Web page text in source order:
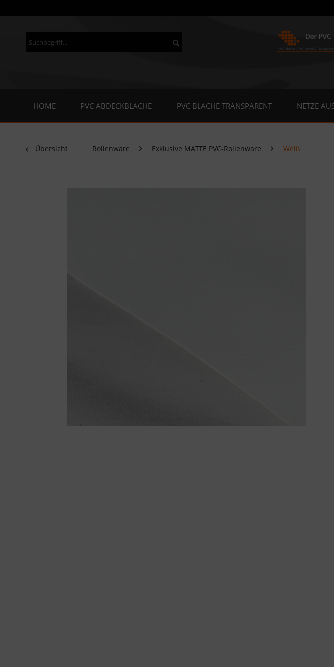
HOME PVC ABDECKBLACHE PVC BLACHE TRANSPARENT NETZE
Übersicht Rollenware Exklusive MATTE PVC-Rollenware Weiß